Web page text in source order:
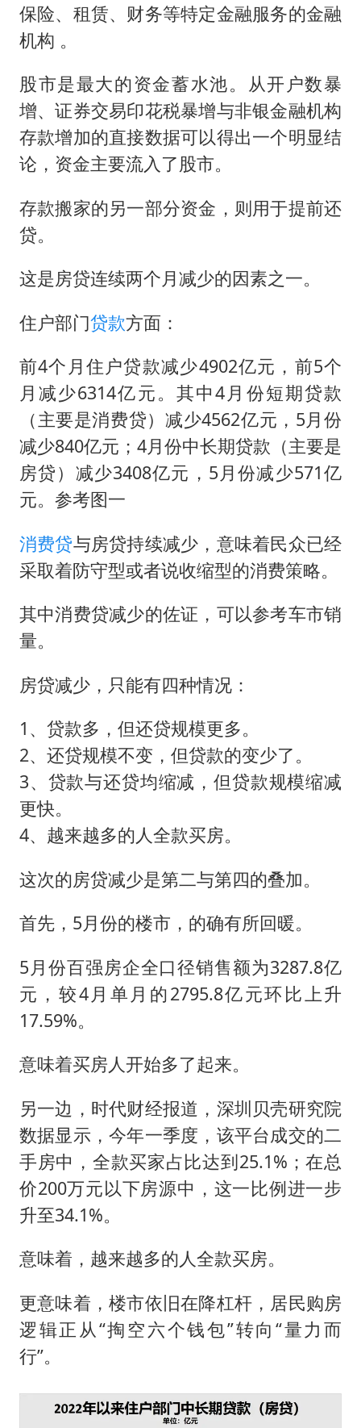
保险、租赁、财务等特定金融服务的金融
机构 。
股市是最大的资金蓄水池。从开户数暴
增、证券交易印花税暴增与非银金融机构
存款增加的直接数据可以得出一个明显结
论，资金主要流入了股市。
存款搬家的另一部分资金，则用于提前还
贷。
这是房贷连续两个月减少的因素之一。
住户部门贷款方面：
前4个月住户贷款减少4902亿元，前5个
月减少6314亿元。其中4月份短期贷款
（主要是消费贷）减少4562亿元，5月份
减少840亿元；4月份中长期贷款（主要是
房贷）减少3408亿元，5月份减少571亿
元。参考图一
消费贷与房贷持续减少，意味着民众已经
采取着防守型或者说收缩型的消费策略。
其中消费贷减少的佐证，可以参考车市销
量。
房贷减少，只能有四种情况：
1、贷款多，但还贷规模更多。
2、还贷规模不变，但贷款的变少了。
3、贷款与还贷均缩减，但贷款规模缩减
更快。
4、越来越多的人全款买房。
这次的房贷减少是第二与第四的叠加。
首先，5月份的楼市，的确有所回暖。
5月份百强房企全口径销售额为3287.8亿
元，较4月单月的2795.8亿元环比上升
17.59%。
意味着买房人开始多了起来。
另一边，时代财经报道，深圳贝壳研究院
数据显示，今年一季度，该平台成交的二
手房中，全款买家占比达到25.1%；在总
价200万元以下房源中，这一比例进一步
升至34.1%。
意味着，越来越多的人全款买房。
更意味着，楼市依旧在降杠杆，居民购房
逻辑正从“掏空六个钱包”转向“量力而
行”。